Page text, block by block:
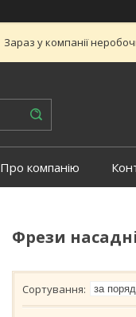
Зараз у компанії
Про компанію
Фрези насадні